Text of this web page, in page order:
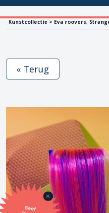
Kunstcollectie > Eva roovers,
Geef
kunst
kado met
de SBK
« Terug